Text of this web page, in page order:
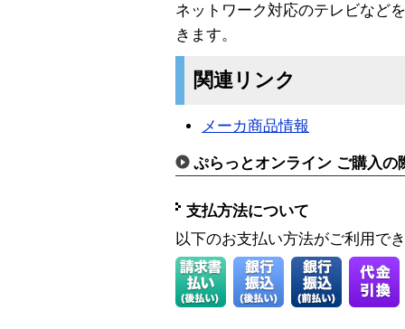
ネットワーク対応のテレビなど
きます。
関連リンク
メーカ商品情報
ぷらっとオンライン ご購入の
支払方法について
以下のお支払い方法がご利用で